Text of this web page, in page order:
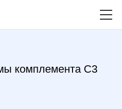
комплемента С3